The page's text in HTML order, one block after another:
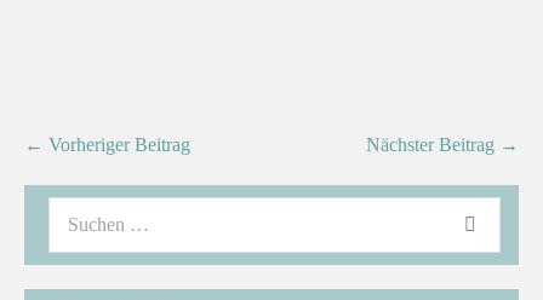
← Vorheriger Beitrag Nächster Beitrag →